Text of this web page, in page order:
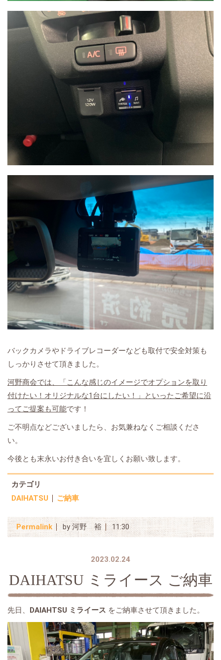
バックカメラやドライブレコーダーなども取付で安全対策も
しっかりさせて頂きました。
河野商会では、「こんな感じのイメージでオプションを取り
付けたい！オリジナルな1台にしたい！」といったご希望に沿
ってご提案も可能です！
ご不明点などございましたら、お気兼ねなくご相談くださ
い。
今後とも末永いお付き合いを宜しくお願い致します。
カテゴリ
DAIHATSU
ご納車
Permalink by 河野 裕 11:30
2023.02.24
DAIHATSU ミライース ご納車
先日、 DAIAHTSU ミライース をご納車させて頂きました。